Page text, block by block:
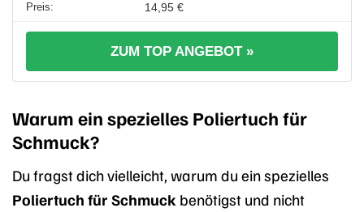
14,95 €
ZUM TOP ANGEBOT »
Warum ein spezielles Poliertuch für
Schmuck?
Du fragst dich vielleicht, warum du ein spezielles
Poliertuch für Schmuck benötigst und nicht